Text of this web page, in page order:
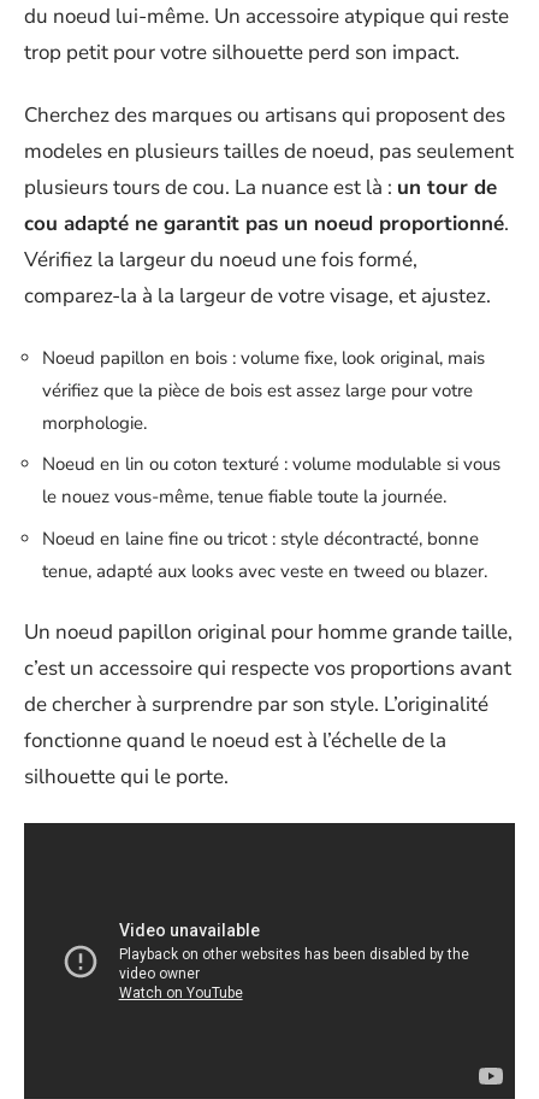
du noeud lui-même. Un accessoire atypique qui reste
trop petit pour votre silhouette perd son impact.
Cherchez des marques ou artisans qui proposent des
modeles en plusieurs tailles de noeud, pas seulement
plusieurs tours de cou. La nuance est là : un tour de
cou adapté ne garantit pas un noeud proportionné.
Vérifiez la largeur du noeud une fois formé,
comparez-la à la largeur de votre visage, et ajustez.
Noeud papillon en bois : volume fixe, look original, mais
vérifiez que la pièce de bois est assez large pour votre
morphologie.
Noeud en lin ou coton texturé : volume modulable si vous
le nouez vous-même, tenue fiable toute la journée.
Noeud en laine fine ou tricot : style décontracté, bonne
tenue, adapté aux looks avec veste en tweed ou blazer.
Un noeud papillon original pour homme grande taille,
c’est un accessoire qui respecte vos proportions avant
de chercher à surprendre par son style. L’originalité
fonctionne quand le noeud est à l’échelle de la
silhouette qui le porte.